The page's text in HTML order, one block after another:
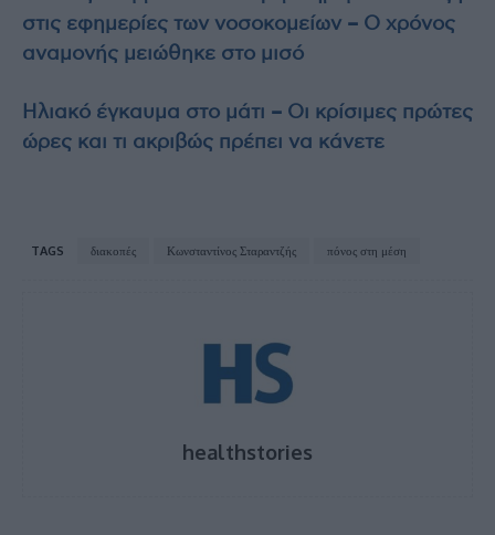
στις εφημερίες των νοσοκομείων – Ο χρόνος
αναμονής μειώθηκε στο μισό
Ηλιακό έγκαυμα στο μάτι – Οι κρίσιμες πρώτες
ώρες και τι ακριβώς πρέπει να κάνετε
TAGS διακοπές Κωνσταντίνος Σταραντζής πόνος στη μέση
healthstories